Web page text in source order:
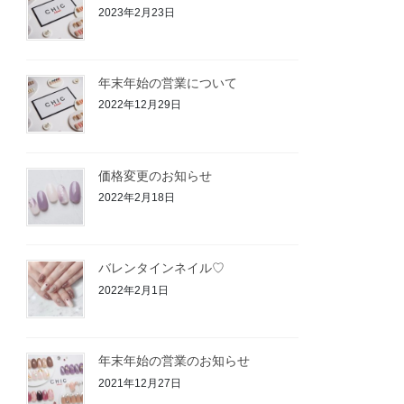
2023年2月23日
年末年始の営業について
2022年12月29日
価格変更のお知らせ
2022年2月18日
バレンタインネイル♡
2022年2月1日
年末年始の営業のお知らせ
2021年12月27日